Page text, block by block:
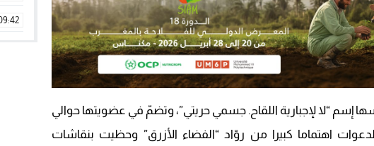
إسم “لا لإجبارية اللقاح. جسمي حريتي”، وتضمّ في عضويتها حوالي
اهتماما كبيرا من روّاد “الفضاء الأزرق” وحظيت بنقاشات